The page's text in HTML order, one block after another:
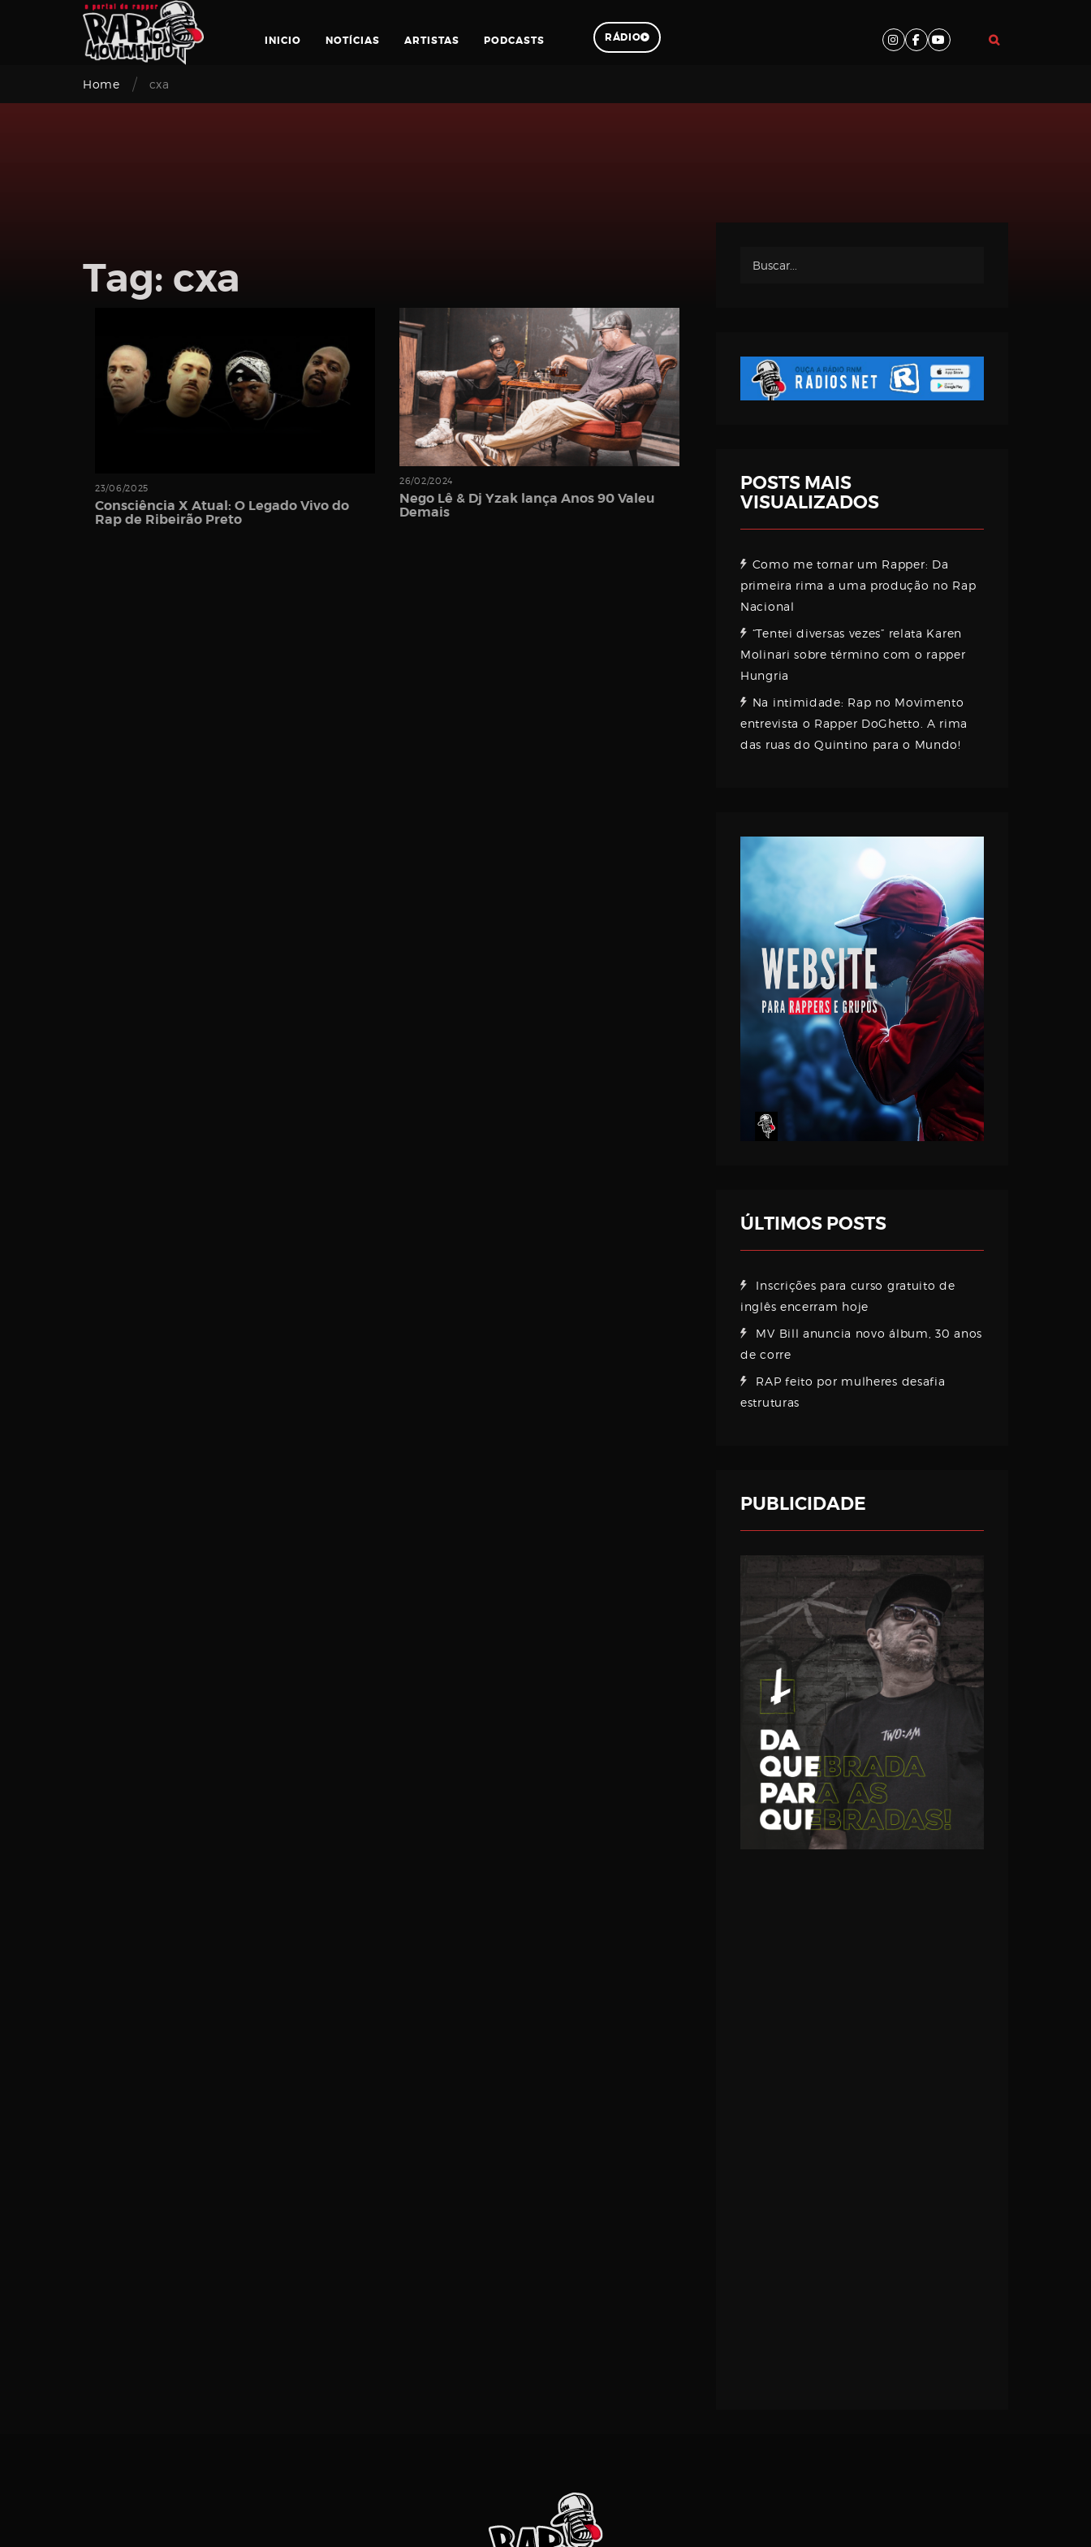
INICIO NOTÍCIAS ARTISTAS PODCASTS RÁDIO
Pesquisar
Home / cxa
Tag: cxa
23/06/2025
Consciência X Atual: O Legado Vivo do
Rap de Ribeirão Preto
26/02/2024
Nego Lê & Dj Yzak lança Anos 90 Valeu
Demais
POSTS MAIS
VISUALIZADOS
Como me tornar um Rapper: Da
primeira rima a uma produção no Rap
Nacional
“Tentei diversas vezes” relata Karen
Molinari sobre término com o rapper
Hungria
Na intimidade: Rap no Movimento
entrevista o Rapper DoGhetto. A rima
das ruas do Quintino para o Mundo!
ÚLTIMOS POSTS
Inscrições para curso gratuito de
inglês encerram hoje
MV Bill anuncia novo álbum, 30 anos
de corre
RAP feito por mulheres desafia
estruturas
PUBLICIDADE